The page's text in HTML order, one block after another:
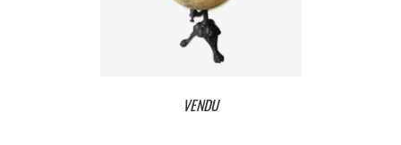
VENDU